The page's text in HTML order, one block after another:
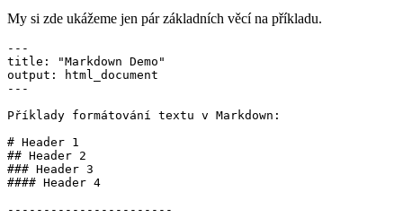
My si zde ukážeme jen pár základních věcí na příkladu.
---
title: "Markdown Demo"
output: html_document
---
Příklady formátování textu v Markdown:
# Header 1
## Header 2
### Header 3
#### Header 4
-----------------------